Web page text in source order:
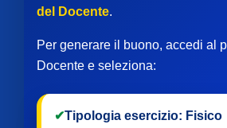
del Docente.
Per generare il buono, accedi al
Docente e seleziona:
✔Tipologia esercizio: Fisico